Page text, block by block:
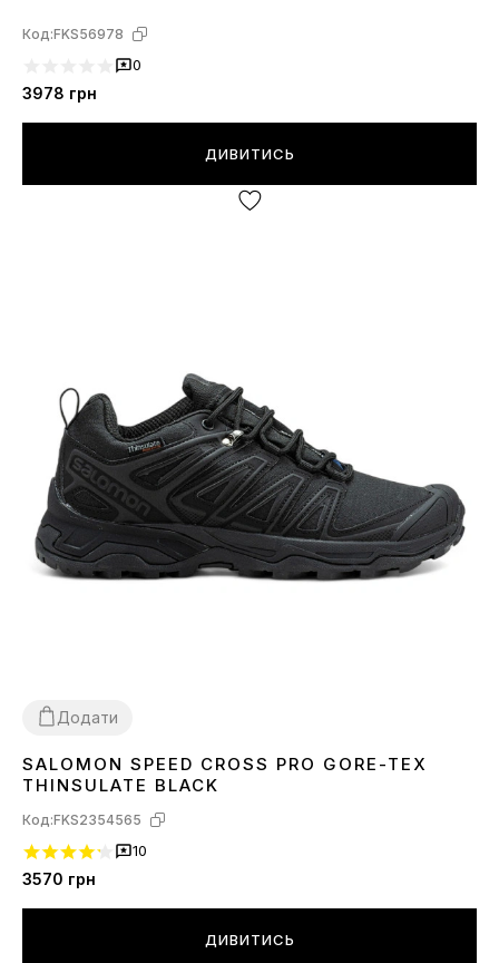
Код:FKS56978
0
3978 грн
ДИВИТИСЬ
Додати
414243 44 45 46
SALOMON SPEED CROSS PRO GORE-TEX
THINSULATE BLACK
Код:FKS2354565
10
3570 грн
ДИВИТИСЬ